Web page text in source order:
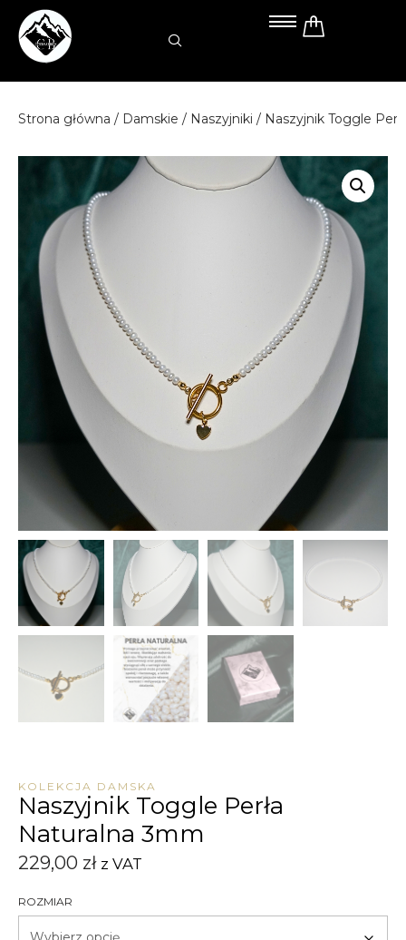
Przejdź
Strona główna / Damskie / Naszyjniki / Naszyjnik Toggle
KOLEKCJA DAMSKA
Naszyjnik Toggle Perła
Naturalna 3mm
229,00 zł z VAT
ROZMIAR